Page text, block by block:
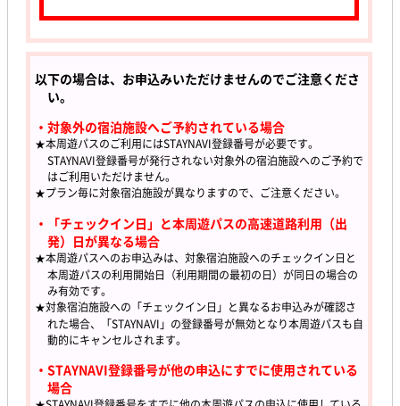
以下の場合は、お申込みいただけませんのでご注意くださ
い。
・対象外の宿泊施設へご予約されている場合
★本周遊パスのご利用にはSTAYNAVI登録番号が必要です。
STAYNAVI登録番号が発行されない対象外の宿泊施設へのご予約で
はご利用いただけません。
★プラン毎に対象宿泊施設が異なりますので、ご注意ください。
・「チェックイン日」と本周遊パスの高速道路利用（出
発）日が異なる場合
★本周遊パスへのお申込みは、対象宿泊施設へのチェックイン日と
本周遊パスの利用開始日（利用期間の最初の日）が同日の場合の
み有効です。
★対象宿泊施設への「チェックイン日」と異なるお申込みが確認さ
れた場合、「STAYNAVI」の登録番号が無効となり本周遊パスも自
動的にキャンセルされます。
・STAYNAVI登録番号が他の申込にすでに使用されている
場合